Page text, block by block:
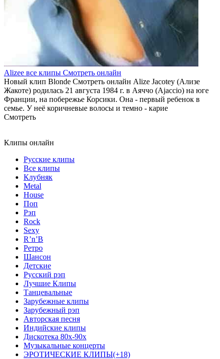
Alizee все клипы Смотреть онлайн
Новый клип Blonde Смотреть онлайн Alize Jacotey (Ализе
Жакоте) родилась 21 августа 1984 г. в Аяччо (Ajaccio) на юге
Франции, на побережье Корсики. Она - первый ребенок в
семье. У неё коричневые волосы и темно - карие
Смотреть
Клипы онлайн
Русские клипы
Все клипы
Клубняк
Metal
House
Поп
Рэп
Rock
Sexy
R’n’B
Ретро
Шансон
Детские
Русский рэп
Лучшие Клипы
Танцевальные
Зарубежные клипы
Зарубежный рэп
Авторская песня
Индийские клипы
Дискотека 80х-90х
Музыкальные концерты
ЭРОТИЧЕСКИЕ КЛИПЫ(+18)